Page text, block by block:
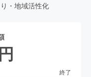
・地域活性化
円
終了